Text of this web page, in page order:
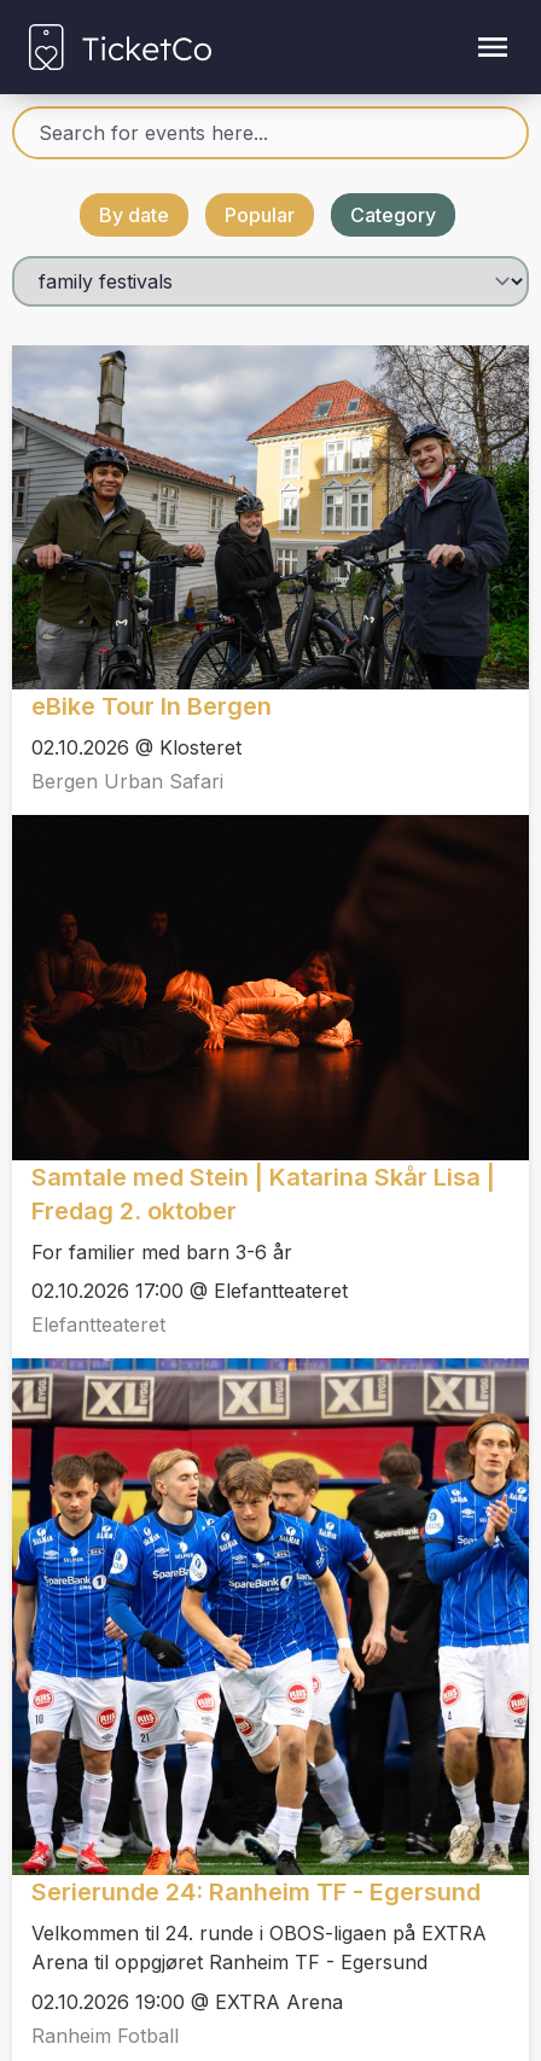
By date Popular Category
eBike Tour In Bergen
02.10.2026 @ Klosteret
Bergen Urban Safari
Samtale med Stein | Katarina Skår Lisa |
Fredag 2. oktober
For familier med barn 3-6 år
02.10.2026 17:00 @ Elefantteateret
Elefantteateret
Serierunde 24: Ranheim TF - Egersund
Velkommen til 24. runde i OBOS-ligaen på EXTRA
Arena til oppgjøret Ranheim TF - Egersund
02.10.2026 19:00 @ EXTRA Arena
Ranheim Fotball